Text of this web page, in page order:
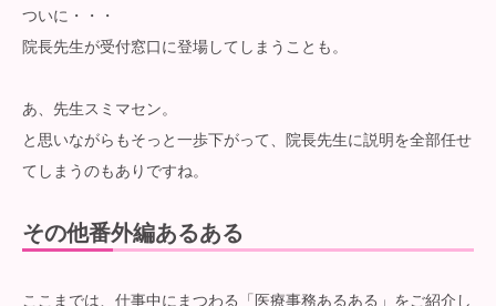
ついに・・・
院長先生が受付窓口に登場してしまうことも。
あ、先生スミマセン。
と思いながらもそっと一歩下がって、院長先生に説明を全部任せ
てしまうのもありですね。
その他番外編あるある
ここまでは、仕事中にまつわる「医療事務あるある」をご紹介し